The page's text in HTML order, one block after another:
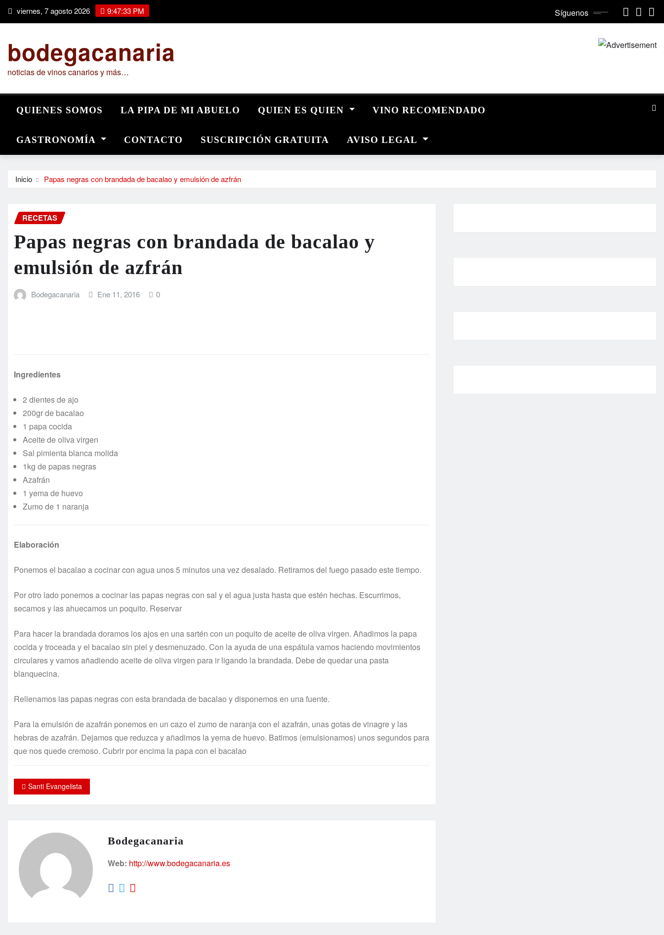
Saltar viernes, 7 agosto 2026 9:47:34 PM Síguenos
bodegacanaria
noticias de vinos canarios y más…
QUIENES SOMOS LA PIPA DE MI ABUELO QUIEN ES QUIEN VINO RECOMENDADO
GASTRONOMÍA CONTACTO SUSCRIPCIÓN GRATUITA AVISO LEGAL
Inicio Papas negras con brandada de bacalao y emulsión de azfrán
RECETAS
Papas negras con brandada de bacalao y
emulsión de azfrán
Bodegacanaria Ene 11, 2016 0
Ingredientes
2 dientes de ajo
200gr de bacalao
1 papa cocida
Aceite de oliva virgen
Sal pimienta blanca molida
1kg de papas negras
Azafrán
1 yema de huevo
Zumo de 1 naranja
Elaboración
Ponemos el bacalao a cocinar con agua unos 5 minutos una vez desalado. Retiramos del fuego pasado este tiempo.
Por otro lado ponemos a cocinar las papas negras con sal y el agua justa hasta que estén hechas. Escurrimos,
secamos y las ahuecamos un poquito. Reservar
Para hacer la brandada doramos los ajos en una sartén con un poquito de aceite de oliva virgen. Añadimos la papa
cocida y troceada y el bacalao sin piel y desmenuzado. Con la ayuda de una espátula vamos haciendo movimientos
circulares y vamos añadiendo aceite de oliva virgen para ir ligando la brandada. Debe de quedar una pasta
blanquecina.
Rellenamos las papas negras con esta brandada de bacalao y disponemos en una fuente.
Para la emulsión de azafrán ponemos en un cazo el zumo de naranja con el azafrán, unas gotas de vinagre y las
hebras de azafrán. Dejamos que reduzca y añadimos la yema de huevo. Batimos (emulsionamos) unos segundos para
que nos quede cremoso. Cubrir por encima la papa con el bacalao
Santi Evangelista
Bodegacanaria
Web: http://www.bodegacanaria.es